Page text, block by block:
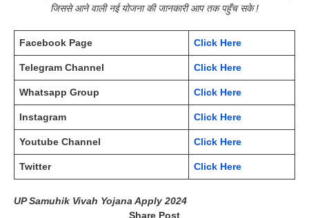
जिससे आने वाली नई योजना की जानकारी आप तक पहुँच सके !
Facebook Page Click Here
Telegram Channel Click Here
Whatsapp Group Click Here
Instagram Click Here
Youtube Channel Click Here
Twitter Click Here
UP Samuhik Vivah Yojana Apply 2024
Share Post